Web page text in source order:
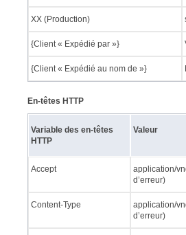
XX (Production)
{Client « Expédié par »}
{Client « Expédié au nom de »}
En-têtes HTTP
Variable des en-têtes
HTTP
Valeur
Accept
application/
d’erreur)
Content-Type
application/
d’erreur)